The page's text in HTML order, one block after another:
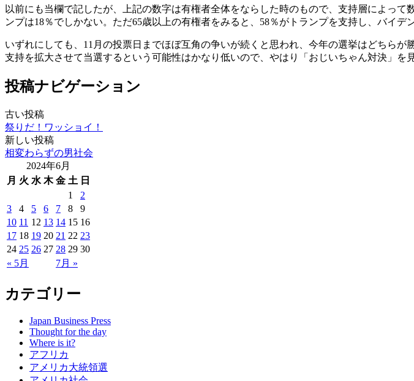
以前にも当欄で記したが、上記の数字は有権者全体をならした時のもので、支持層によっ
ンプは18％でしかない。ただ65歳以上の有権者をみると、58％がトランプを支持し、バイデ
いずれにしても、11月の投票日までほぼ互角の争いが続くと思われ、今年の選挙はどちら
支持を拡大させて当選するという可能性はかなり低いので、やはり「おじいちゃん対決」を
投稿ナビゲーション
古い投稿
祭りだ！ワッショイ！
新しい投稿
相変わらずの男社会
2024年6月
月 火 水 木 金 土 日
« 5月 7月 »
1
2
3
4 5 6 7 8
9
10 11 12 13 14 15 16
17 18 19 20 21 22 23
24 25 26 27 28 29 30
カテゴリー
Japan Business Press
Thought for the day
Where is it?
アフリカ
アメリカ大統領選